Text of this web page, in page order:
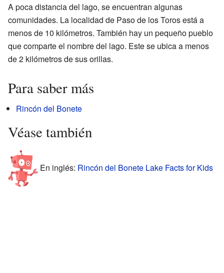
A poca distancia del lago, se encuentran algunas
comunidades. La localidad de Paso de los Toros está a
menos de 10 kilómetros. También hay un pequeño pueblo
que comparte el nombre del lago. Este se ubica a menos
de 2 kilómetros de sus orillas.
Para saber más
Rincón del Bonete
Véase también
En inglés: Rincón del Bonete Lake Facts for Kids